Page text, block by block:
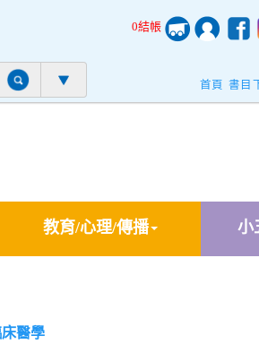
0結帳
首頁 書目
教育/心理/傳播 小
醫學